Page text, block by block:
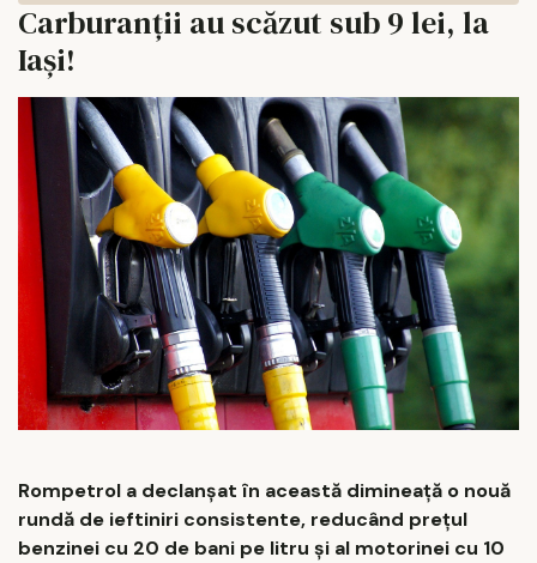
Carburanții au scăzut sub 9 lei, la
Iași!
Rompetrol a declanșat în această dimineață o nouă
rundă de ieftiniri consistente, reducând prețul
benzinei cu 20 de bani pe litru și al motorinei cu 10